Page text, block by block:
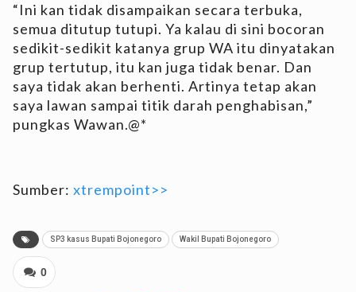
“Ini kan tidak disampaikan secara terbuka,
semua ditutup tutupi. Ya kalau di sini bocoran
sedikit-sedikit katanya grup WA itu dinyatakan
grup tertutup, itu kan juga tidak benar. Dan
saya tidak akan berhenti. Artinya tetap akan
saya lawan sampai titik darah penghabisan,”
pungkas Wawan.@*
Sumber: xtrempoint>>
SP3 kasus Bupati Bojonegoro Wakil Bupati Bojonegoro
0